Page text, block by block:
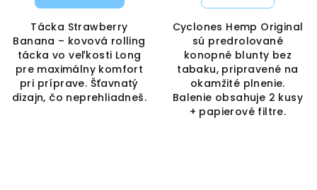
Tácka Strawberry
Banana – kovová rolling
tácka vo veľkosti Long
pre maximálny komfort
pri príprave. Šťavnatý
dizajn, čo neprehliadneš.
Cyclones Hemp Original
sú predrolované
konopné blunty bez
tabaku, pripravené na
okamžité plnenie.
Balenie obsahuje 2 kusy
+ papierové filtre.